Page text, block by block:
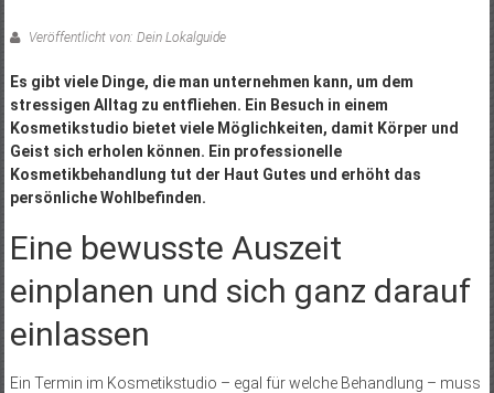
Veröffentlicht von: Dein Lokalguide
Es gibt viele Dinge, die man unternehmen kann, um dem
stressigen Alltag zu entfliehen. Ein Besuch in einem
Kosmetikstudio bietet viele Möglichkeiten, damit Körper und
Geist sich erholen können. Ein professionelle
Kosmetikbehandlung tut der Haut Gutes und erhöht das
persönliche Wohlbefinden.
Eine bewusste Auszeit
einplanen und sich ganz darauf
einlassen
Ein Termin im Kosmetikstudio – egal für welche Behandlung – muss